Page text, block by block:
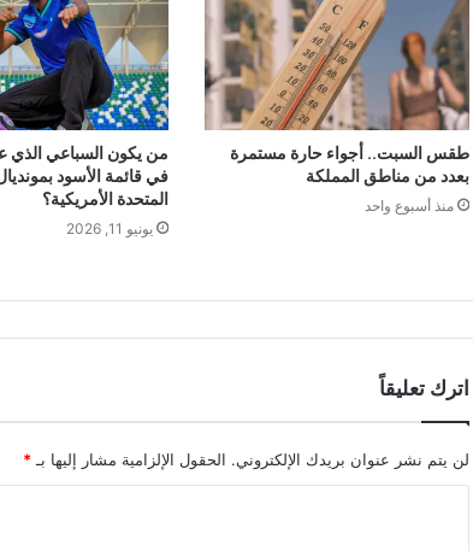
طقس السبت.. أجواء حارة مستمرة
بعدد من مناطق المملكة
منذ أسبوع واحد
من يكون السباعي الذي
في قائمة الأسود
المتحدة الأمريكية؟
يونيو 11, 2026
اترك تعليقاً
لن يتم نشر عنوان بريدك الإلكتروني. الحقول الإلزامية مشار إليها بـ *